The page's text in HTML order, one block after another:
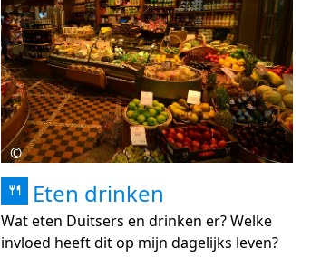
©
🍴 Eten drinken
Wat eten Duitsers en drinken er? Welke
invloed heeft dit op mijn dagelijks leven?